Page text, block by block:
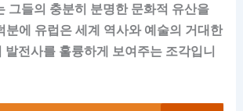
그들의 충분히 분명한 문화적 유산을
분에 유럽은 세계 역사와 예술의 거대한
발전사를 훌륭하게 보여주는 조각입니